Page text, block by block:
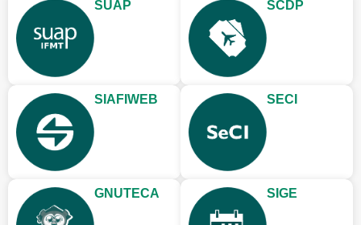
SUAP SCDP
SIAFIWEB SECI
GNUTECA SIGE